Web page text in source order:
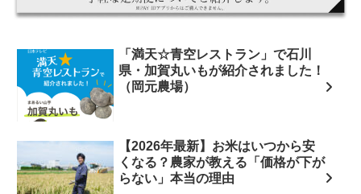
「満天☆青空レストラン」で石川
県・加賀丸いもが紹介されました！
（岡元農場）
【2026年最新】お米はいつから安
くなる？農家が教える「価格が下が
らない」本当の理由